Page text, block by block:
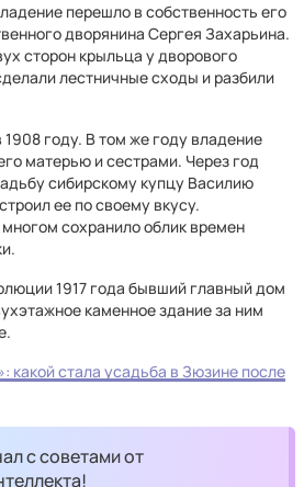
перешло в собственность его
дворянина Сергея Захарьина.
сторон крыльца у дворового
лестничные сходы и разбили
году. В том же году владение
матерью и сестрами. Через год
сибирскому купцу Василию
ее по своему вкусу.
сохранило облик времен
1917 года бывший главный дом
каменное здание за ним
какой стала усадьба в Зюзине после
с советами от